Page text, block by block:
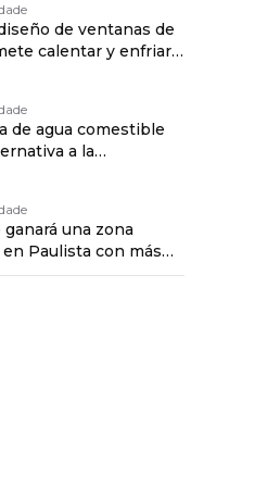
de ventanas de
calentar y enfriar
de agua comestible
a la
ganará una zona
Paulista con más